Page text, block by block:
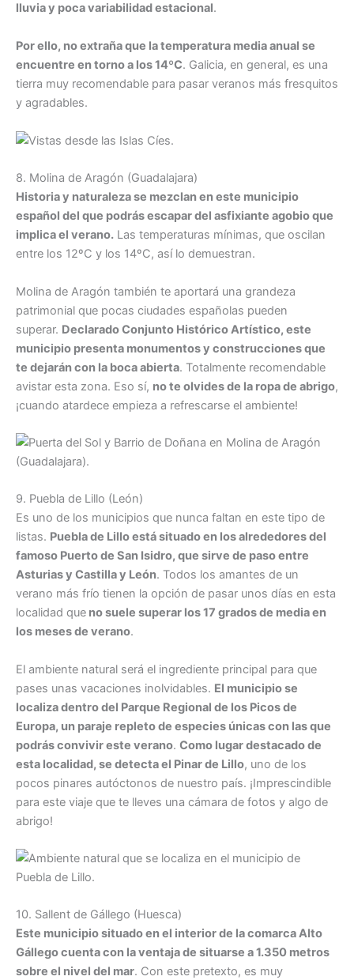
lluvia y poca variabilidad estacional.
Por ello, no extraña que la temperatura media anual se
encuentre en torno a los 14ºC. Galicia, en general, es una
tierra muy recomendable para pasar veranos más fresquitos
y agradables.
8. Molina de Aragón (Guadalajara)
Historia y naturaleza se mezclan en este municipio
español del que podrás escapar del asfixiante agobio que
implica el verano. Las temperaturas mínimas, que oscilan
entre los 12ºC y los 14ºC, así lo demuestran.
Molina de Aragón también te aportará una grandeza
patrimonial que pocas ciudades españolas pueden
superar. Declarado Conjunto Histórico Artístico, este
municipio presenta monumentos y construcciones que
te dejarán con la boca abierta. Totalmente recomendable
avistar esta zona. Eso sí, no te olvides de la ropa de abrigo,
¡cuando atardece empieza a refrescarse el ambiente!
9. Puebla de Lillo (León)
Es uno de los municipios que nunca faltan en este tipo de
listas. Puebla de Lillo está situado en los alrededores del
famoso Puerto de San Isidro, que sirve de paso entre
Asturias y Castilla y León. Todos los amantes de un
verano más frío tienen la opción de pasar unos días en esta
localidad que no suele superar los 17 grados de media en
los meses de verano.
El ambiente natural será el ingrediente principal para que
pases unas vacaciones inolvidables. El municipio se
localiza dentro del Parque Regional de los Picos de
Europa, un paraje repleto de especies únicas con las que
podrás convivir este verano. Como lugar destacado de
esta localidad, se detecta el Pinar de Lillo, uno de los
pocos pinares autóctonos de nuestro país. ¡Imprescindible
para este viaje que te lleves una cámara de fotos y algo de
abrigo!
10. Sallent de Gállego (Huesca)
Este municipio situado en el interior de la comarca Alto
Gállego cuenta con la ventaja de situarse a 1.350 metros
sobre el nivel del mar. Con este pretexto, es muy